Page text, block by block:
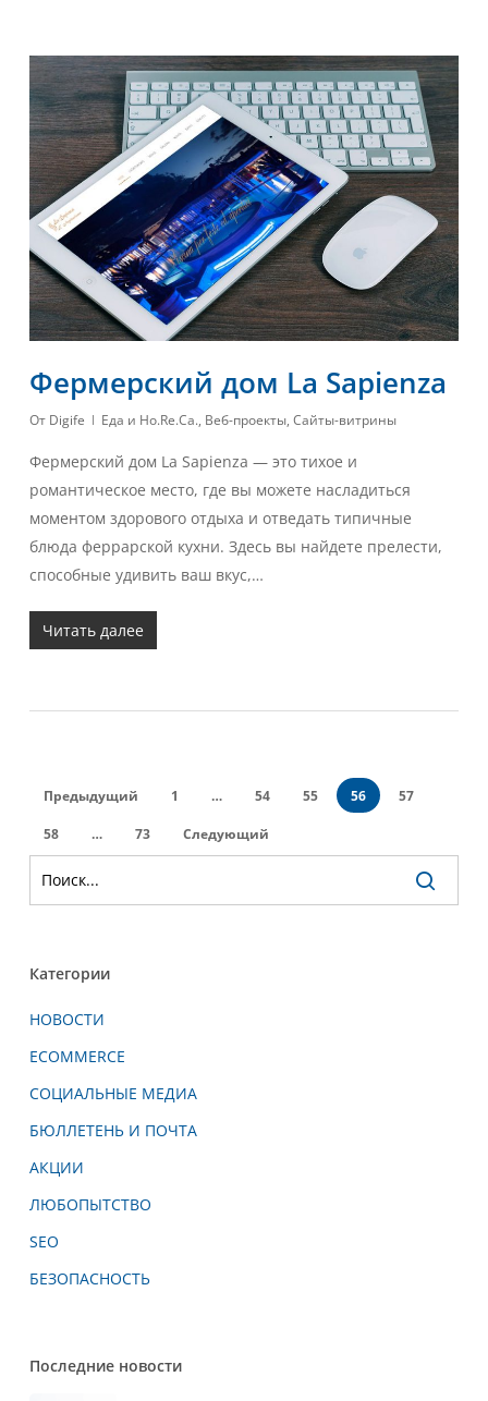
Фермерский дом La Sapienza
От Digife Еда и Ho.Re.Ca., Веб-проекты, Сайты-витрины
Фермерский дом La Sapienza — это тихое и
романтическое место, где вы можете насладиться
моментом здорового отдыха и отведать типичные
блюда феррарской кухни. Здесь вы найдете прелести,
способные удивить ваш вкус,…
Читать далее
Предыдущий 1 … 54 55 56 57
58 … 73 Следующий
Категории
НОВОСТИ
ECOMMERCE
СОЦИАЛЬНЫЕ МЕДИА
БЮЛЛЕТЕНЬ И ПОЧТА
АКЦИИ
ЛЮБОПЫТСТВО
SEO
БЕЗОПАСНОСТЬ
Последние новости